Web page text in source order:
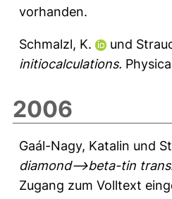
vorhanden.
Schmalzl, K. und
initiocalculations.
2006
Gaál-Nagy, Katalin und
diamond-->beta-tin
Zugang zum Volltext